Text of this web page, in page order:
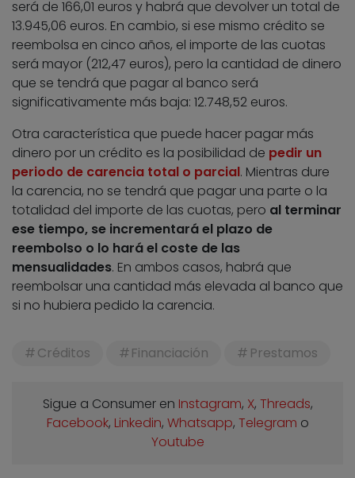
será de 166,01 euros y habrá que devolver un total de
13.945,06 euros. En cambio, si ese mismo crédito se
reembolsa en cinco años, el importe de las cuotas
será mayor (212,47 euros), pero la cantidad de dinero
que se tendrá que pagar al banco será
significativamente más baja: 12.748,52 euros.
Otra característica que puede hacer pagar más
dinero por un crédito es la posibilidad de pedir un
periodo de carencia total o parcial. Mientras dure
la carencia, no se tendrá que pagar una parte o la
totalidad del importe de las cuotas, pero al terminar
ese tiempo, se incrementará el plazo de
reembolso o lo hará el coste de las
mensualidades. En ambos casos, habrá que
reembolsar una cantidad más elevada al banco que
si no hubiera pedido la carencia.
Créditos Financiación Prestamos
Sigue a Consumer en Instagram, X, Threads,
Facebook, Linkedin, Whatsapp, Telegram o
Youtube